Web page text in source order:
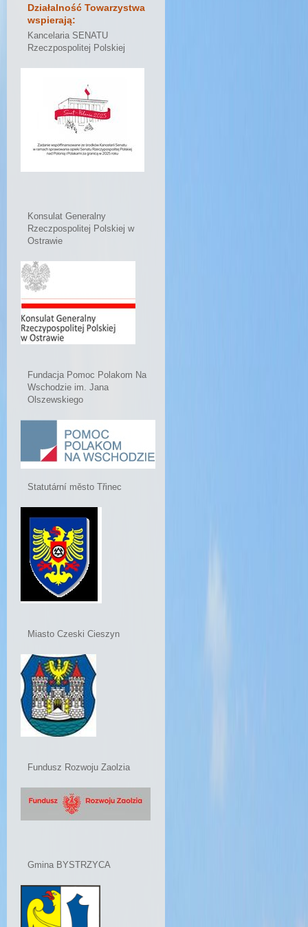
Działalność Towarzystwa
wspierają:
Kancelaria SENATU
Rzeczpospolitej Polskiej
Konsulat Generalny
Rzeczpospolitej Polskiej w
Ostrawie
Fundacja Pomoc Polakom Na
Wschodzie im. Jana
Olszewskiego
Statutární město Třinec
Miasto Czeski Cieszyn
Fundusz Rozwoju Zaolzia
Gmina BYSTRZYCA